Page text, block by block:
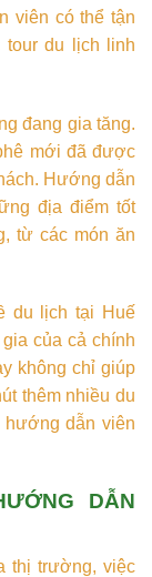
viên có thể tận
du lịch linh
đang gia tăng.
mới đã được
Hướng dẫn
địa điểm tốt
từ các món ăn
du lịch tại Huế
của cả chính
không chỉ giúp
thêm nhiều du
hướng dẫn viên
DẪN
thị trường, việc